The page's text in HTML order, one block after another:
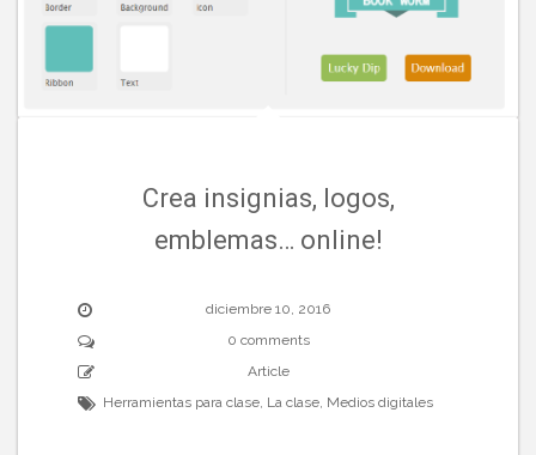
Crea insignias, logos,
emblemas… online!
diciembre 10, 2016
0 comments
Article
Herramientas para clase La clase Medios digitales